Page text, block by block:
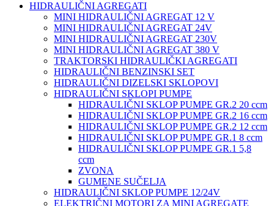
HIDRAULIČNI AGREGATI
MINI HIDRAULIČNI AGREGAT 12 V
MINI HIDRAULIČNI AGREGAT 24V
MINI HIDRAULIČNI AGREGAT 230V
MINI HIDRAULIČNI AGREGAT 380 V
TRAKTORSKI HIDRAULIČKI AGREGATI
HIDRAULIČNI BENZINSKI SET
HIDRAULIČNI DIZELSKI SKLOPOVI
HIDRAULIČNI SKLOPI PUMPE
HIDRAULIČNI SKLOP PUMPE GR.2 20 ccm
HIDRAULIČNI SKLOP PUMPE GR.2 16 ccm
HIDRAULIČNI SKLOP PUMPE GR.2 12 ccm
HIDRAULIČNI SKLOP PUMPE GR.1 8 ccm
HIDRAULIČNI SKLOP PUMPE GR.1 5,8
ccm
ZVONA
GUMENE SUČELJA
HIDRAULIČNI SKLOP PUMPE 12/24V
ELEKTRIČNI MOTORI ZA MINI AGREGATE